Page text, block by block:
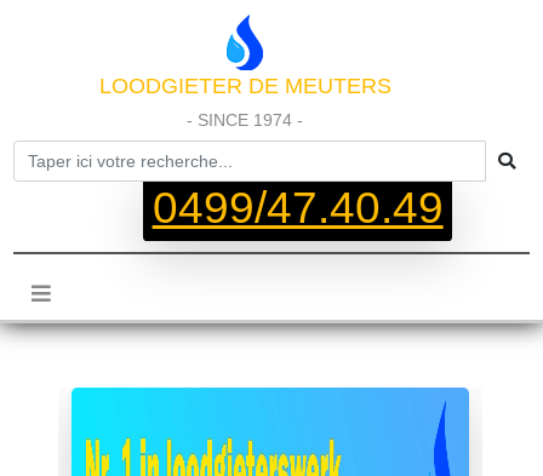
LOODGIETER DE MEUTERS
- SINCE 1974 -
0499/47.40.49